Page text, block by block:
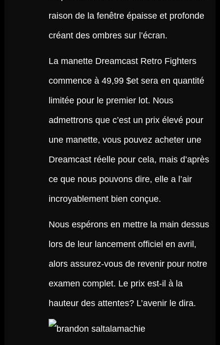
raison de la fenêtre épaisse et profonde
créant des ombres sur l’écran.
La manette Dreamcast Retro Fighters
commence à 49,99 $et sera en quantité
limitée pour le premier lot. Nous
admettrons que c’est un prix élevé pour
une manette, vous pouvez acheter une
Dreamcast réelle pour cela, mais d’après
ce que nous pouvons dire, elle a l’air
incroyablement bien conçue.
Nous espérons en mettre la main dessus
lors de leur lancement officiel en avril,
alors assurez-vous de revenir pour notre
examen complet. Le prix est-il à la
hauteur des attentes? L’avenir le dira.